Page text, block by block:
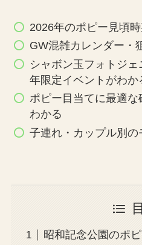
2026年のポピー見頃
GW混雑カレンダー・
シャボン玉フォトジ
年限定イベントがわか
ポピー目当てに最適
わかる
子連れ・カップル別
昭和記念公園のポ